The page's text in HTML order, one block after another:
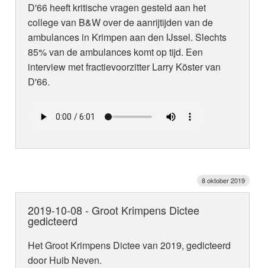
D'66 heeft kritische vragen gesteld aan het
college van B&W over de aanrijtijden van de
ambulances in Krimpen aan den IJssel. Slechts
85% van de ambulances komt op tijd. Een
interview met fractievoorzitter Larry Köster van
D'66.
8 oktober 2019
2019-10-08 - Groot Krimpens Dictee
gedicteerd
Het Groot Krimpens Dictee van 2019, gedicteerd
door Huib Neven.